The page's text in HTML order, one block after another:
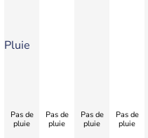
Pluie
Pas de
pluie
Pas de
pluie
Pas de
pluie
Pas de
pluie